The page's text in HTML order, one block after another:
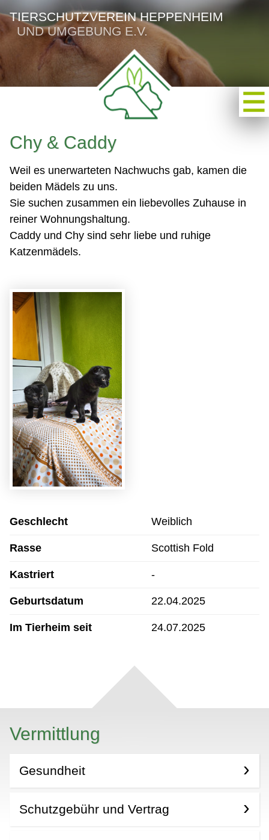
TIERSCHUTZVEREIN HEPPENHEIM
UND UMGEBUNG E.V.
Chy & Caddy
Weil es unerwarteten Nachwuchs gab, kamen die
beiden Mädels zu uns.
Sie suchen zusammen ein liebevolles Zuhause in
reiner Wohnungshaltung.
Caddy und Chy sind sehr liebe und ruhige
Katzenmädels.
Geschlecht Weiblich
Rasse Scottish Fold
Kastriert -
Geburtsdatum 22.04.2025
Im Tierheim seit 24.07.2025
Vermittlung
Gesundheit
Schutzgebühr und Vertrag